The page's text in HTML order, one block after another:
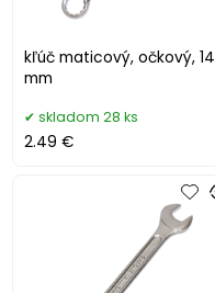
kľúč maticový, očkový, 14
mm
skladom 28 ks
2.49 €